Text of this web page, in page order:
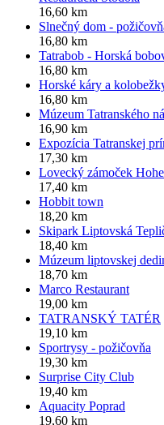
16,60 km
Slnečný dom -
16,80 km
Tatrabob - Horská
16,80 km
Horské káry a
16,80 km
Múzeum Tatranského
16,90 km
Expozícia Tatranskej
17,30 km
Lovecký zámoček
17,40 km
Hobbit town
18,20 km
Skipark Liptovská
18,40 km
Múzeum liptovskej
18,70 km
Marco Restaurant
19,00 km
TATRANSKÝ TATÉR
19,10 km
Sportrysy - požičovňa
19,30 km
Surprise City Club
19,40 km
Aquacity Poprad
19,60 km